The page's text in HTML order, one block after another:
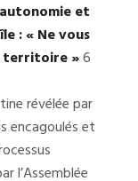
et
: « Ne vous
territoire »6
révélée par
encagoulés et
l’Assemblée